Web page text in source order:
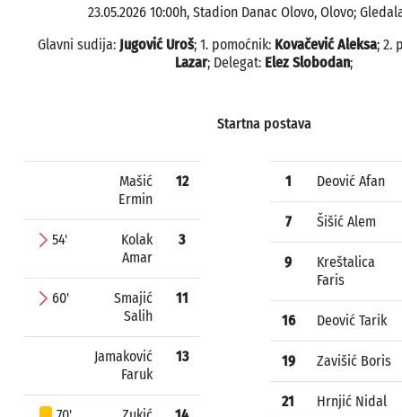
23.05.2026 10:00h, Stadion Danac Olovo, Olovo;
Glavni sudija: Jugović Uroš; 1. pomoćnik: Kovačević Aleksa; 2.
Lazar; Delegat: Elez Slobodan;
Startna postava
Mašić
Ermin
12
54'
Kolak
Amar
3
60'
Smajić
Salih
11
Jamaković
Faruk
13
1 Deović Afan
7 Šišić Alem
9
Kreštalica
Faris
16 Deović Tarik
19 Zavišić Boris
21 Hrnjić Nidal